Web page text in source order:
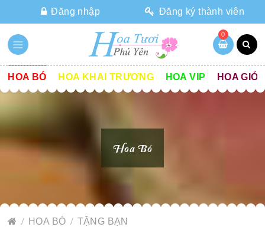
Đăng nhập Đăng ký thành viên
0
HOA BÓ HOA KHAI TRƯƠNG HOA VIP HOA GIỎ
Hoa Bó
HOA BÓ TẶNG BẠN